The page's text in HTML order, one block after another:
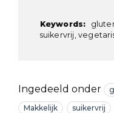
Keywords:
suikervrij,
Ingedeeld onder
Makkelijk
suikervrij